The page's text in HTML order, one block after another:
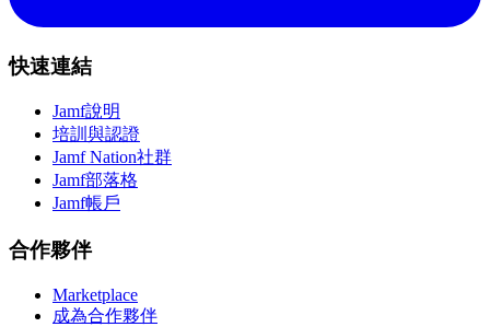
快速連結
Jamf說明
培訓與認證
Jamf Nation社群
Jamf部落格
Jamf帳戶
合作夥伴
Marketplace
成為合作夥伴